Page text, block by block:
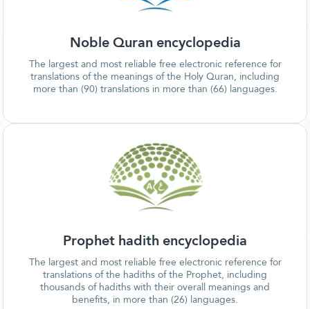
Noble Quran encyclopedia
The largest and most reliable free electronic reference for
translations of the meanings of the Holy Quran, including
more than (90) translations in more than (66) languages.
Prophet hadith encyclopedia
The largest and most reliable free electronic reference for
translations of the hadiths of the Prophet, including
thousands of hadiths with their overall meanings and
benefits, in more than (26) languages.